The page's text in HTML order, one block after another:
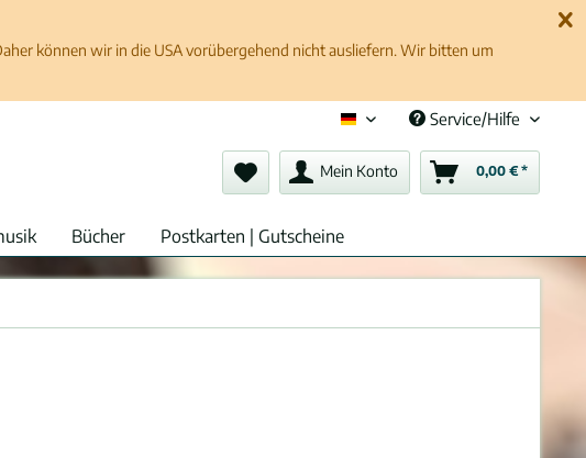
können wir in die USA vorübergehend nicht ausliefern. Wir bitten um
Deutsch (de)
Service/Hilfe
Mein Konto 0,00 € *
Bücher Postkarten | Gutscheine